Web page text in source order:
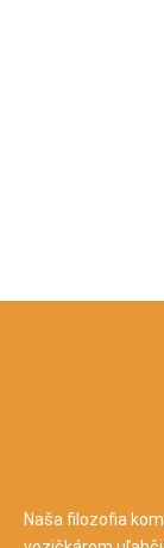
Naša filozofia